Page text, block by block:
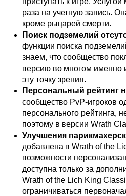
раза на учетную запись.
кроме рыцарей смерти.
Поиск подземелий
функции поиска
знаем, что сообщество
версию во многом именно
эту точку зрения.
Персональный рейтинг
сообщество PvP-игроков
персонального рейтинга,
поэтому в версии Wrath
Улучшения
добавлена в Wrath of the
возможности
доступна только за
Wrath of the Lich King
ограничиваться